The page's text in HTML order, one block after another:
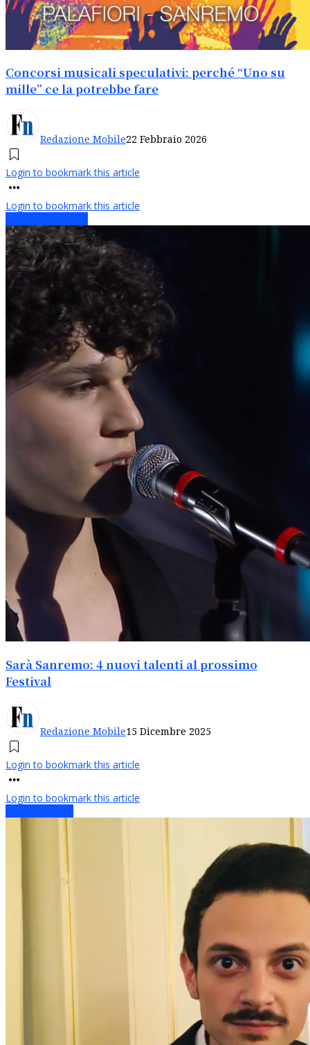
Concorsi musicali speculativi: perché “Uno su
mille” ce la potrebbe fare
Redazione Mobile22 Febbraio 2026
Login to bookmark this article
Login to bookmark this article
Sarà Sanremo: 4 nuovi talenti al prossimo
Festival
Redazione Mobile15 Dicembre 2025
Login to bookmark this article
Login to bookmark this article